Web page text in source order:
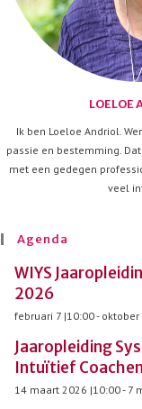
LOELOE
Ik ben Loeloe Andriol.
passie en bestemming.
met een gedegen
veel
Agenda
WIYS
2026
februari 7 |10:00- oktober
Jaaropleiding
Intuïtief
14 maart 2026 |10:00- 7